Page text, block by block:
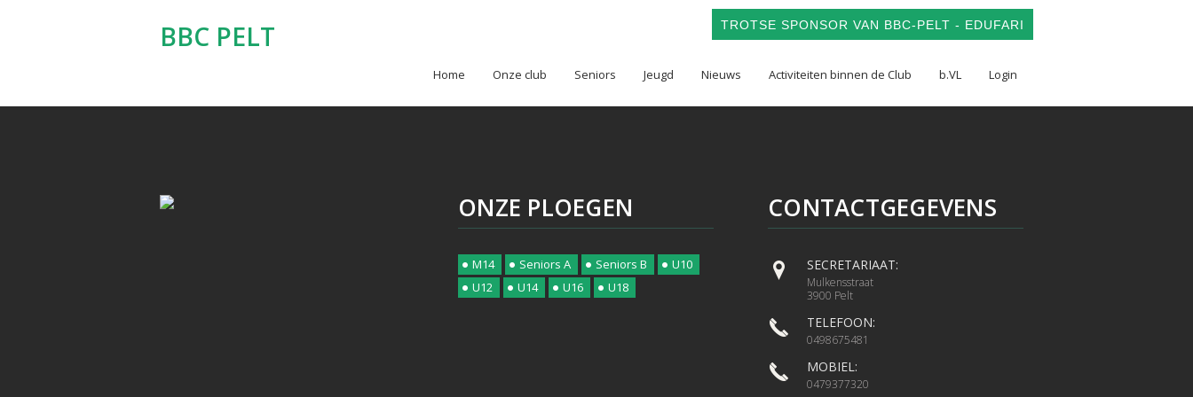
TROTSE SPONSOR VAN BBC-PELT - EDUFARI
BBC PELT
Home Onze club Seniors Jeugd Nieuws Activiteiten binnen de Club b.VL Login
ONZE PLOEGEN
M14 Seniors A Seniors B
U10
U12
U14 U16 U18
CONTACTGEGEVENS
SECRETARIAAT:
Mulkensstraat
3900 Pelt
TELEFOON:
0498675481
MOBIEL:
0479377320